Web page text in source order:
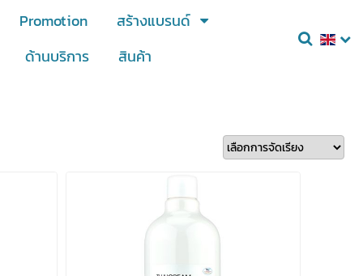
Promotion
สร้างแบรนด์
ด้านบริการ สินค้า